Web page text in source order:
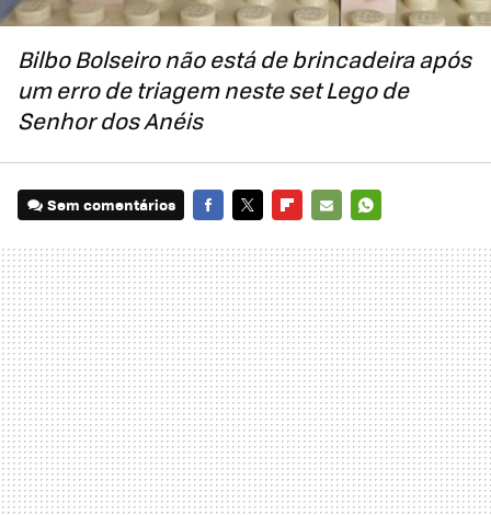
Bilbo Bolseiro não está de brincadeira após
um erro de triagem neste set Lego de
Senhor dos Anéis
Sem comentários
MAIL